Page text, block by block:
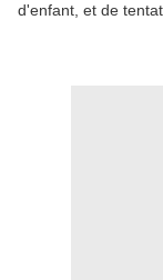
d'enfant, et de